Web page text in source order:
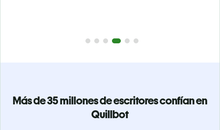
Más de 35 millones de escritores confían en
Quillbot